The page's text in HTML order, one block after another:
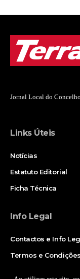
Jornal Local do
Links Úteis
Notícias
Estatuto Editorial
Ficha Técnica
Info Legal
Contactos e Info
Termos e Condições